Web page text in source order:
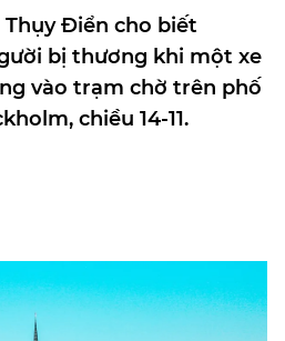
Thụy Điển cho biết
bị thương khi một xe
vào trạm chờ trên phố
chiều 14-11.